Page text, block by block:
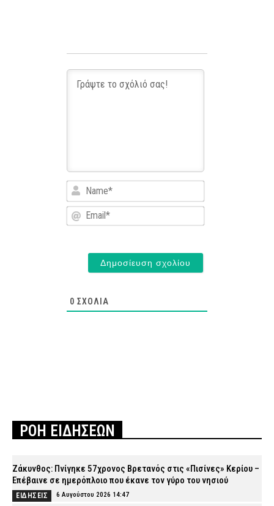
Name*
Email*
0 ΣΧΌΛΙΑ
ΡΟΗ ΕΙΔΗΣΕΩΝ
Ζάκυνθος: Πνίγηκε 57χρονος Βρετανός στις «Πισίνες» Κερίου –
Επέβαινε σε ημερόπλοιο που έκανε τον γύρο του νησιού
ΕΙΔΗΣΕΙΣ 6 Αυγούστου 2026 14:47